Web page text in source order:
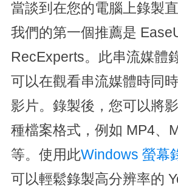
當談到在您的電腦上錄製
我們的第一個推薦是
RecExperts。此串流媒體
可以在觀看串流媒體時同
影片。錄製後，您可以將
種檔案格式，例如 MP4、
等。使用此Windows 螢幕
可以輕鬆錄製高分辨率的